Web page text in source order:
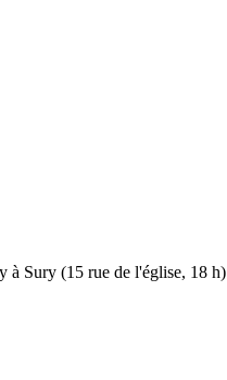
à Sury (15 rue de l'église, 18 h)